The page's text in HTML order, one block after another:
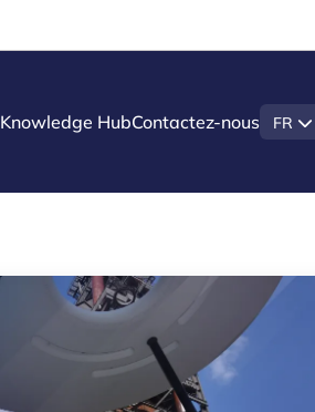
Knowledge HubContactez-nous FR
Filtres
Sécurité &
Startups &
Technologies de
Technologies